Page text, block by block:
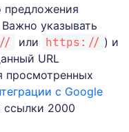
предложения
указывать
или https:// ) и
URL
просмотренных
с Google
ссылки 2000